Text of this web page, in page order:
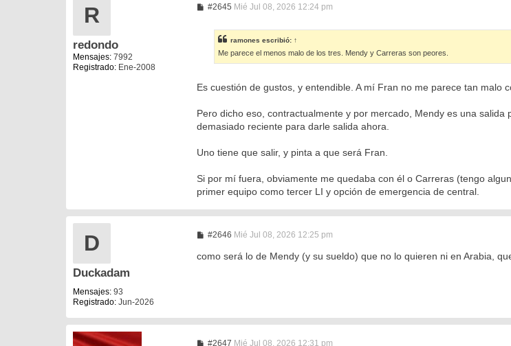
R
redondo
Mensajes: 7992
Registrado: Ene-2008
#2645M
a
j
e
Mié Jul 08, 2026 12:24 pm
ramones escribió: ↑
Me parece el menos malo de los tres. Mendy y Carreras son peores.
Es cuestión de gustos, y entendible. A mí Fran no me parece tan malo
Pero dicho eso, contractualmente y por mercado, Mendy es una
demasiado reciente para darle salida ahora.
Uno tiene que salir, y pinta a que será Fran.
Si por mí fuera, obviamente me quedaba con él o Carreras (tengo
primer equipo como tercer LI y opción de emergencia de central.
D
Duckadam
Mensajes: 93
Registrado: Jun-2026
#2646M
n
s
Mié Jul 08, 2026 12:25 pm
como será lo de Mendy (y su sueldo) que no lo quieren ni en Arabia,
#2647MMié Jul 08, 2026 12:31 pm